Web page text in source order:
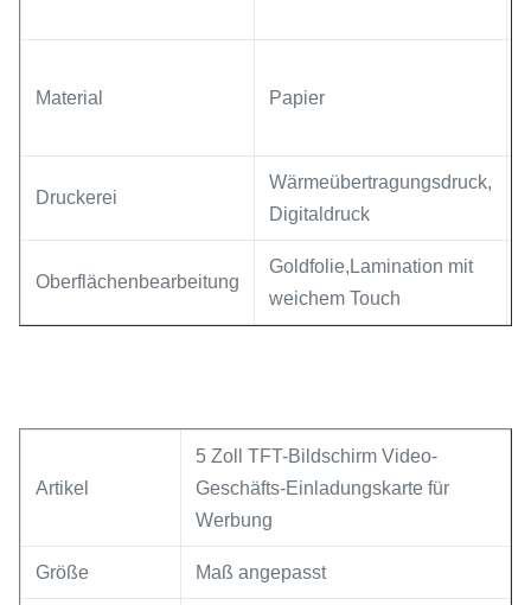
Material Papier
Druckerei
Wärmeübertragungsdruck,
Digitaldruck
Oberflächenbearbeitung
Goldfolie, Lamination mit
weichem Touch
Artikel
5 Zoll TFT-Bildschirm Video-
Geschäfts-Einladungskarte für
Werbung
Größe Maß angepasst